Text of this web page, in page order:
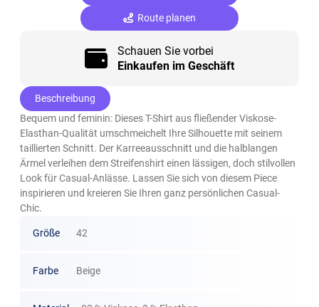
Route planen
Schauen Sie vorbei
Einkaufen im Geschäft
Beschreibung
Bequem und feminin: Dieses T-Shirt aus fließender Viskose-
Elasthan-Qualität umschmeichelt Ihre Silhouette mit seinem
taillierten Schnitt. Der Karreeausschnitt und die halblangen
Ärmel verleihen dem Streifenshirt einen lässigen, doch stilvollen
Look für Casual-Anlässe. Lassen Sie sich von diesem Piece
inspirieren und kreieren Sie Ihren ganz persönlichen Casual-
Chic.
Größe 42
Farbe Beige